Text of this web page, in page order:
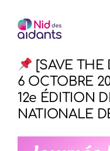
contenu
[SAVE THE
6 OCTOBRE
12e ÉDITION
NATIONALE